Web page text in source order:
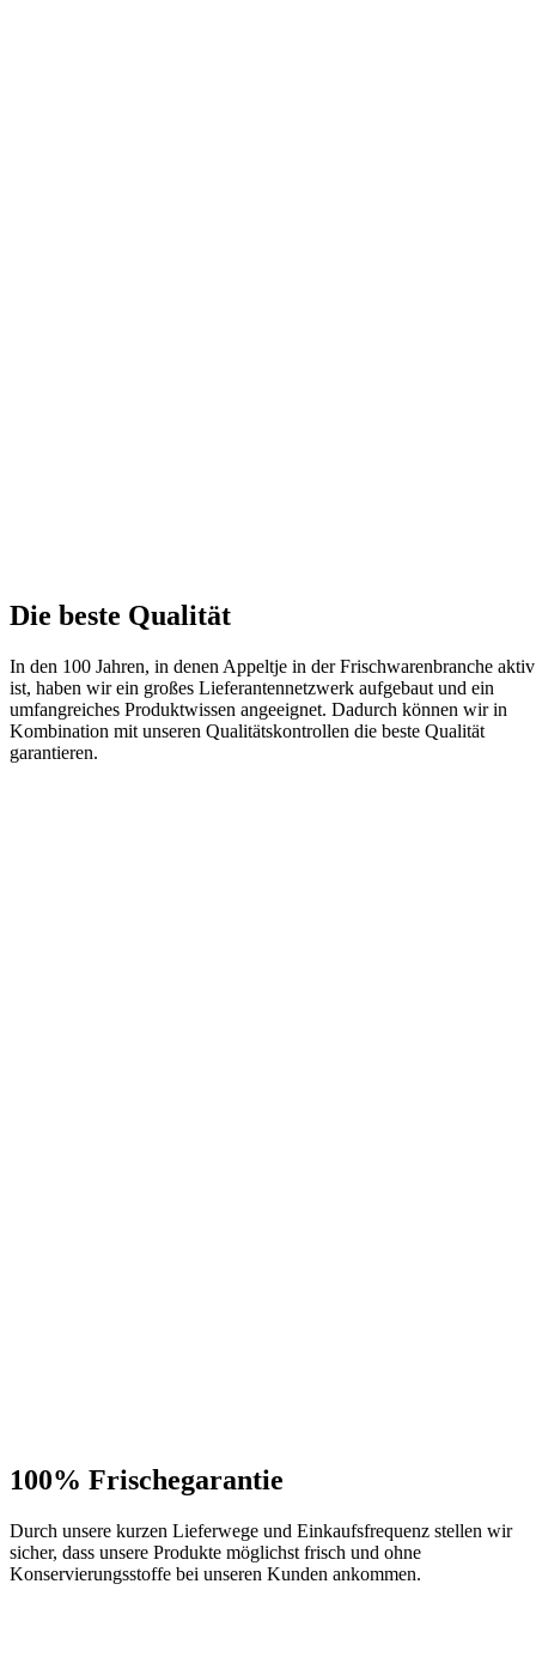
Die beste Qualität
In den 100 Jahren, in denen Appeltje in der Frischwarenbranche aktiv
ist, haben wir ein großes Lieferantennetzwerk aufgebaut und ein
umfangreiches Produktwissen angeeignet. Dadurch können wir in
Kombination mit unseren Qualitätskontrollen die beste Qualität
garantieren.
100% Frischegarantie
Durch unsere kurzen Lieferwege und Einkaufsfrequenz stellen wir
sicher, dass unsere Produkte möglichst frisch und ohne
Konservierungsstoffe bei unseren Kunden ankommen.